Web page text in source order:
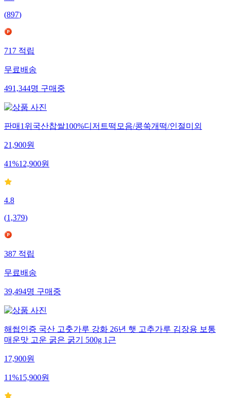
4.7
(897)
717적립
무료배송
491,344명구매중
판매1위국산찹쌀100%디저트떡모음/콩쑥개떡/인절미외
21,900원
41%12,900원
4.8
(1,379)
387적립
무료배송
39,494명구매중
해썹인증 국산 고춧가루 강화 26년 햇 고추가루 김장용 보통
매운맛 고운 굵은 굵기 500g 1근
17,900원
11%15,900원